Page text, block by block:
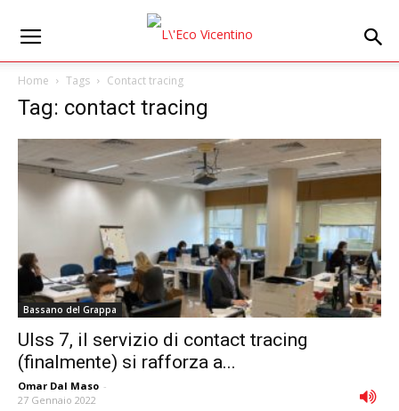
Home Tags Contact tracing
Tag: contact tracing
Bassano del Grappa
Ulss 7, il servizio di contact tracing
(finalmente) si rafforza a...
Omar Dal Maso -
27 Gennaio 2022